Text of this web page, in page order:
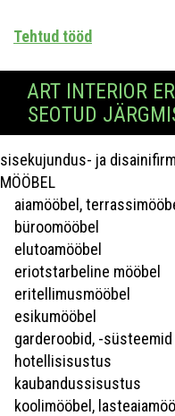
Tehtud tööd
ART INTERIOR
SEOTUD
sisekujundus- ja
MÖÖBEL
aiamööbel,
büroomööbel
elutoamööbel
eriotstarbeline mööbel
eritellimusmööbel
esikumööbel
garderoobid, -süsteemid
hotellisisustus
kaubandussisustus
koolimööbel,